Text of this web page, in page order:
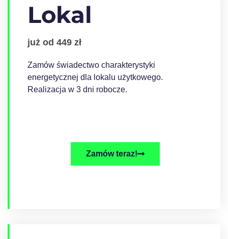
Lokal
już od 449 zł
Zamów świadectwo charakterystyki
energetycznej dla lokalu użytkowego.
Realizacja w 3 dni robocze.
Zamów teraz!